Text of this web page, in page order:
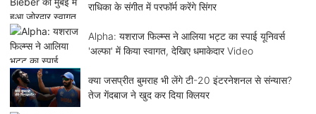
राधिका के संगीत में परफॉर्म करेंगे सिंगर
Alpha: यशराज फिल्म्स ने आलिया भट्ट का स्पाई यूनिवर्स
'अल्फा' में किया स्वागत, देखिए धमाकेदार Video
क्या जसप्रीत बुमराह भी लेंगे टी-20 इंटरनेशनल से संन्यास?
तेज गेंदबाज ने खुद कर दिया क्लियर